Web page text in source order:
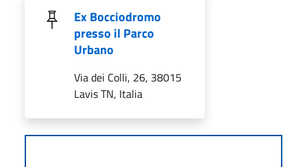
Ex Bocciodromo
presso il Parco
Urbano
Via dei Colli, 26, 38015
Lavis TN, Italia